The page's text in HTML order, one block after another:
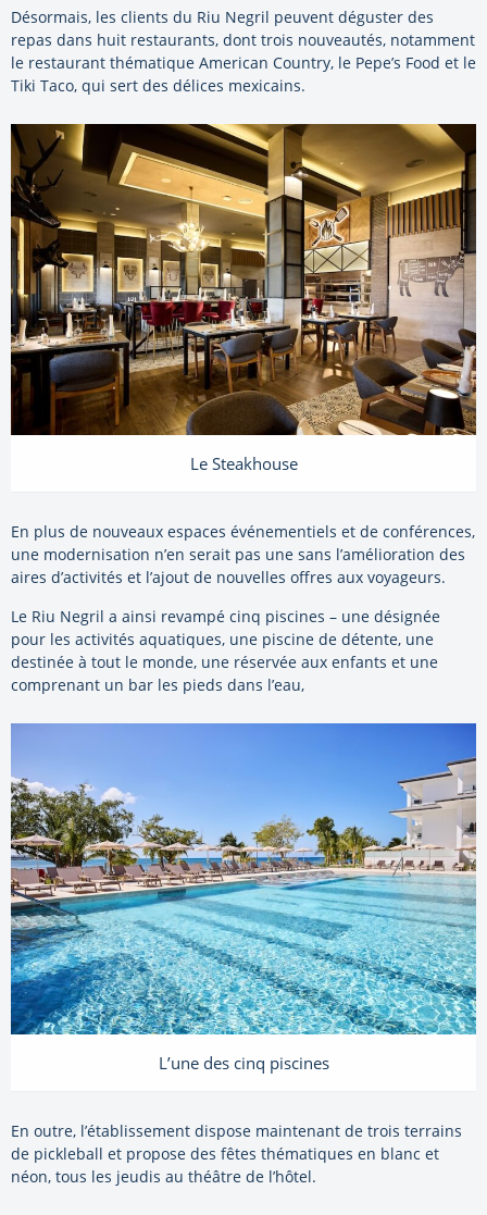
Désormais, les clients du Riu Negril peuvent déguster des
repas dans huit restaurants, dont trois nouveautés, notamment
le restaurant thématique American Country, le Pepe’s Food et le
Tiki Taco, qui sert des délices mexicains.
Le Steakhouse
En plus de nouveaux espaces événementiels et de conférences,
une modernisation n’en serait pas une sans l’amélioration des
aires d’activités et l’ajout de nouvelles offres aux voyageurs.
Le Riu Negril a ainsi revampé cinq piscines – une désignée
pour les activités aquatiques, une piscine de détente, une
destinée à tout le monde, une réservée aux enfants et une
comprenant un bar les pieds dans l’eau,
L’une des cinq piscines
En outre, l’établissement dispose maintenant de trois terrains
de pickleball et propose des fêtes thématiques en blanc et
néon, tous les jeudis au théâtre de l’hôtel.